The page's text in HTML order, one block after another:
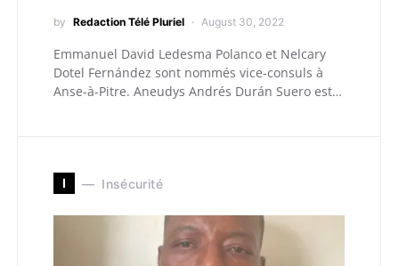
by Redaction Télé Pluriel August 30, 2022
Emmanuel David Ledesma Polanco et Nelcary
Dotel Fernández sont nommés vice-consuls à
Anse-à-Pitre. Aneudys Andrés Durán Suero est…
I Insécurité